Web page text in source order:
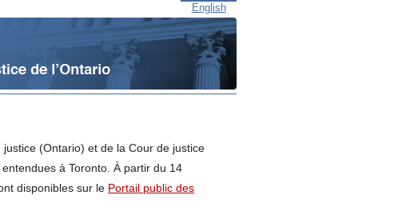
English
(Ontario) et de la Cour de justice
à Toronto. À partir du 14
disponibles sur le Portail public des